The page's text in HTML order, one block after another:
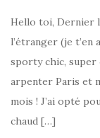
Hello toi, Dernier
l’étranger (je t’en
sporty chic, super
arpenter Paris et
mois ! J’ai opté
chaud […]